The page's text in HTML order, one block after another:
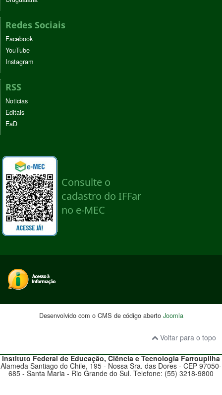
Redes Sociais
Facebook
YouTube
Instagram
RSS
Noticias
Editais
EaD
Desenvolvido com o CMS de código aberto Joomla
Voltar para o topo
Instituto Federal de Educação, Ciência e TecnologiaFarroupilha
Alameda Santiago do Chile, 195 - Nossa Sra. das Dores - CEP 97050-
685 - Santa Maria - Rio Grande do Sul. Telefone: (55) 3218-9800